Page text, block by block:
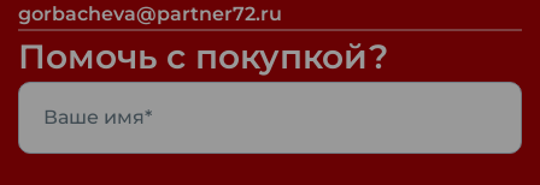
gorbacheva@partner72.ru
Помочь с покупкой?